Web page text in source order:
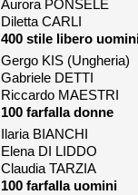
Aurora
Diletta
400 stile libero
Gergo KIS
Gabriele
Riccardo
100 farfalla donne
Ilaria
Elena DI
Claudia
100 farfalla uomini